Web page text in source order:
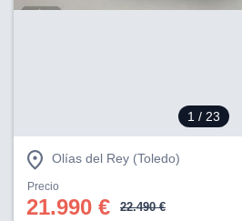
1 / 23
Olías del Rey (Toledo)
Precio
21.990 € 22.490 €